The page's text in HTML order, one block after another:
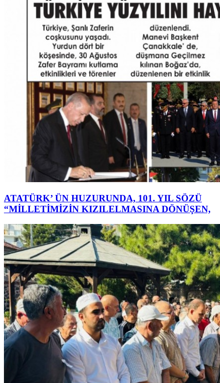
ATATÜRK’ ÜN HUZURUNDA, 101. YIL SÖZÜ
“MİLLETİMİZİN KIZILELMASINA DÖNÜŞEN,